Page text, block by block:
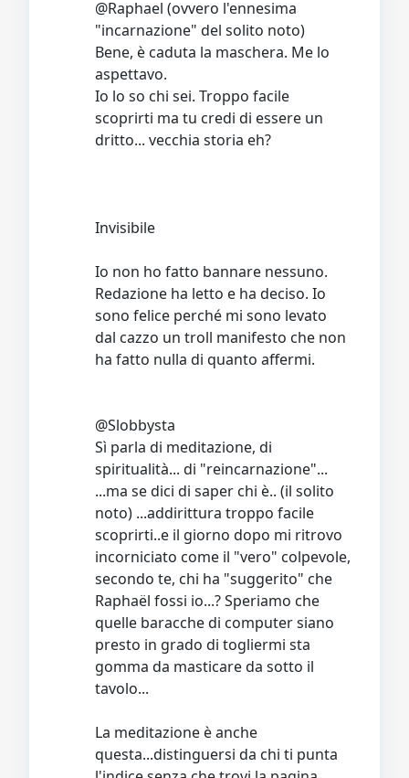
@Raphael (ovvero l'ennesima
"incarnazione" del solito noto)
Bene, è caduta la maschera. Me lo
aspettavo.
Io lo so chi sei. Troppo facile
scoprirti ma tu credi di essere un
dritto... vecchia storia eh?
Invisibile
Io non ho fatto bannare nessuno.
Redazione ha letto e ha deciso. Io
sono felice perché mi sono levato
dal cazzo un troll manifesto che non
ha fatto nulla di quanto affermi.
@Slobbysta
Sì parla di meditazione, di
spiritualità... di "reincarnazione"...
...ma se dici di saper chi è.. (il solito
noto) ...addirittura troppo facile
scoprirti..e il giorno dopo mi ritrovo
incorniciato come il "vero" colpevole,
secondo te, chi ha "suggerito" che
Raphaël fossi io...? Speriamo che
quelle baracche di computer siano
presto in grado di togliermi sta
gomma da masticare da sotto il
tavolo...
La meditazione è anche
questa...distinguersi da chi ti punta